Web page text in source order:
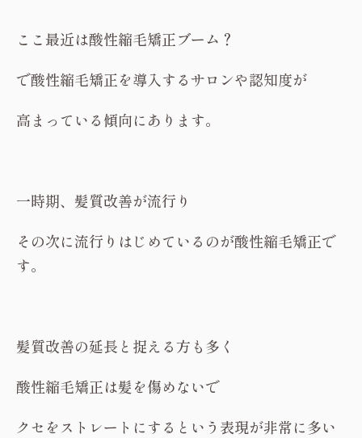
ここ最近は酸性縮毛矯正ブーム？
で酸性縮毛矯正を導入するサロンや認知度が
高まっている傾向にあります。
一時期、髪質改善が流行り
その次に流行りはじめているのが酸性縮毛矯正で
す。
髪質改善の延長と捉える方も多く
酸性縮毛矯正は髪を傷めないで
クセをストレートにするという表現が非常に多い